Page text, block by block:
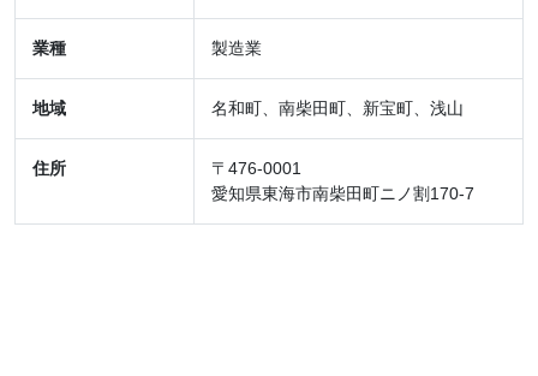
業種 製造業
地域 名和町、南柴田町、新宝町、浅山
住所
〒476-0001
愛知県東海市南柴田町ニノ割170-7